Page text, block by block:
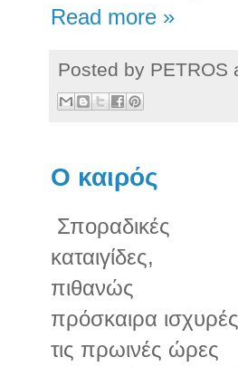
Read more »
Posted by PETROS
Ο καιρός
Σποραδικές
καταιγίδες,
πιθανώς
πρόσκαιρα ισχυρές
τις πρωινές ώρες